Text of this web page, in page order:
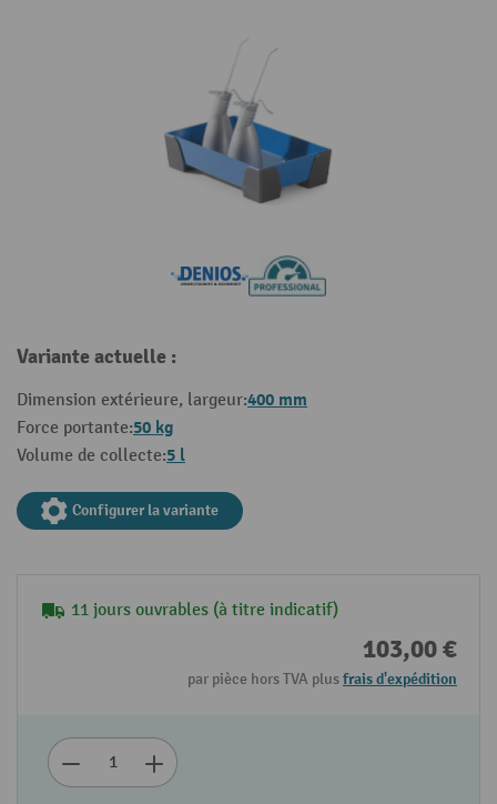
Variante actuelle :
Dimension extérieure, largeur:400 mm
Force portante:50 kg
Volume de collecte:5 l
Configurer la variante
11 jours ouvrables (à titre indicatif)
103,00 €
par pièce hors TVA plusfrais d'expédition